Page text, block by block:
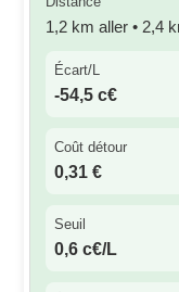
1,2 km aller • 2,4
Écart/L
-54,5 c€
Coût détour
0,31 €
Seuil
0,6 c€/L